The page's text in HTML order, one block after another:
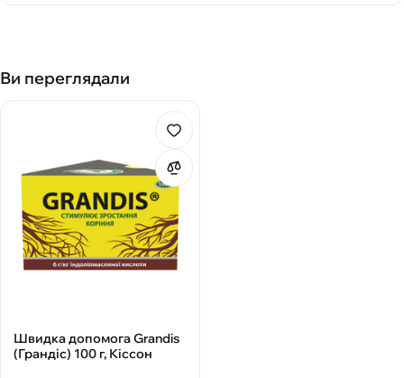
Ви переглядали
Швидка допомога Grandis
(Грандіс) 100 г, Кіссон